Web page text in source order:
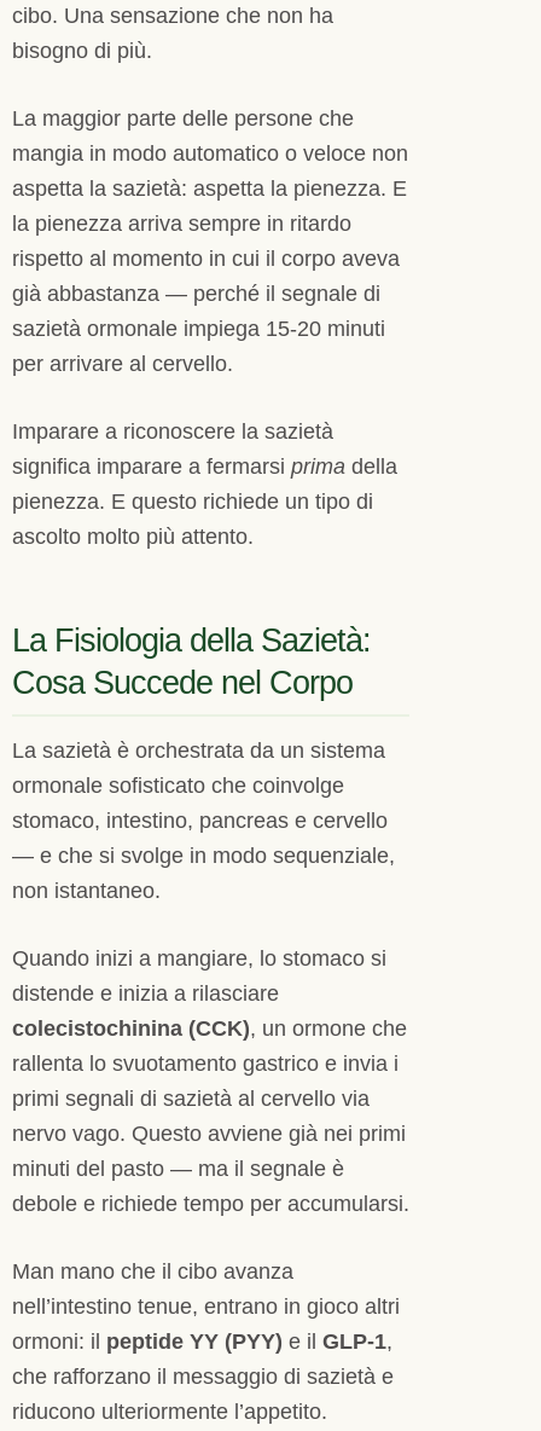
cibo. Una sensazione che non ha
bisogno di più.
La maggior parte delle persone che
mangia in modo automatico o veloce non
aspetta la sazietà: aspetta la pienezza. E
la pienezza arriva sempre in ritardo
rispetto al momento in cui il corpo aveva
già abbastanza — perché il segnale di
sazietà ormonale impiega 15-20 minuti
per arrivare al cervello.
Imparare a riconoscere la sazietà
significa imparare a fermarsi prima della
pienezza. E questo richiede un tipo di
ascolto molto più attento.
La Fisiologia della Sazietà:
Cosa Succede nel Corpo
La sazietà è orchestrata da un sistema
ormonale sofisticato che coinvolge
stomaco, intestino, pancreas e cervello
— e che si svolge in modo sequenziale,
non istantaneo.
Quando inizi a mangiare, lo stomaco si
distende e inizia a rilasciare
colecistochinina (CCK), un ormone che
rallenta lo svuotamento gastrico e invia i
primi segnali di sazietà al cervello via
nervo vago. Questo avviene già nei primi
minuti del pasto — ma il segnale è
debole e richiede tempo per accumularsi.
Man mano che il cibo avanza
nell’intestino tenue, entrano in gioco altri
ormoni: il peptide YY (PYY) e il GLP-1,
che rafforzano il messaggio di sazietà e
riducono ulteriormente l’appetito.